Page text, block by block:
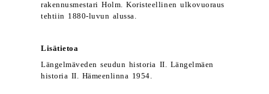
rakennusmestari Holm. Koristeellinen ulkovuoraus
tehtiin 1880-luvun alussa.
Lisätietoa
Längelmäveden seudun historia II. Längelmäen
historia II. Hämeenlinna 1954.